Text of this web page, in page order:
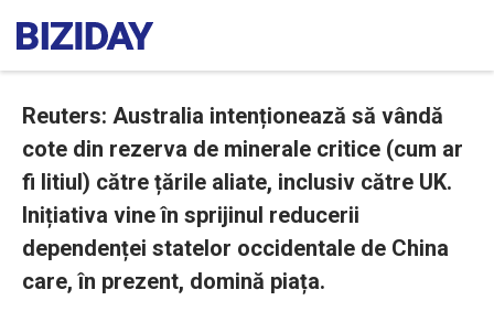
Reuters: Australia intenționează să vândă
cote din rezerva de minerale critice (cum ar
fi litiul) către țările aliate, inclusiv către UK.
Inițiativa vine în sprijinul reducerii
dependenței statelor occidentale de China
care, în prezent, domină piața.